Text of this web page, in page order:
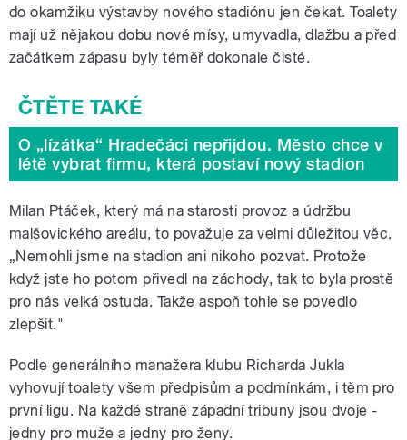
do okamžiku výstavby nového stadiónu jen čekat. Toalety
mají už nějakou dobu nové mísy, umyvadla, dlažbu a před
začátkem zápasu byly téměř dokonale čisté.
O „lízátka“ Hradečáci nepřijdou. Město chce v
létě vybrat firmu, která postaví nový stadion
Milan Ptáček, který má na starosti provoz a údržbu
malšovického areálu, to považuje za velmi důležitou věc.
„Nemohli jsme na stadion ani nikoho pozvat. Protože
když jste ho potom přivedl na záchody, tak to byla prostě
pro nás velká ostuda. Takže aspoň tohle se povedlo
zlepšit."
Podle generálního manažera klubu Richarda Jukla
vyhovují toalety všem předpisům a podmínkám, i těm pro
první ligu. Na každé straně západní tribuny jsou dvoje -
jedny pro muže a jedny pro ženy.